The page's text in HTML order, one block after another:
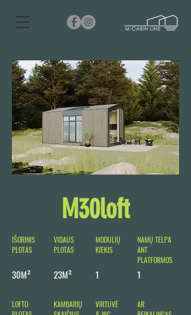
M30loft
IŠORINIS
PLOTAS
VIDAUS
PLOTAS
MODULIŲ
KIEKIS
NAMŲ TELPA
ANT
PLATFORMOS
30M² 23M² 1 1
LOFTO
KAMBARIŲ
VIRTUVĖ
AR